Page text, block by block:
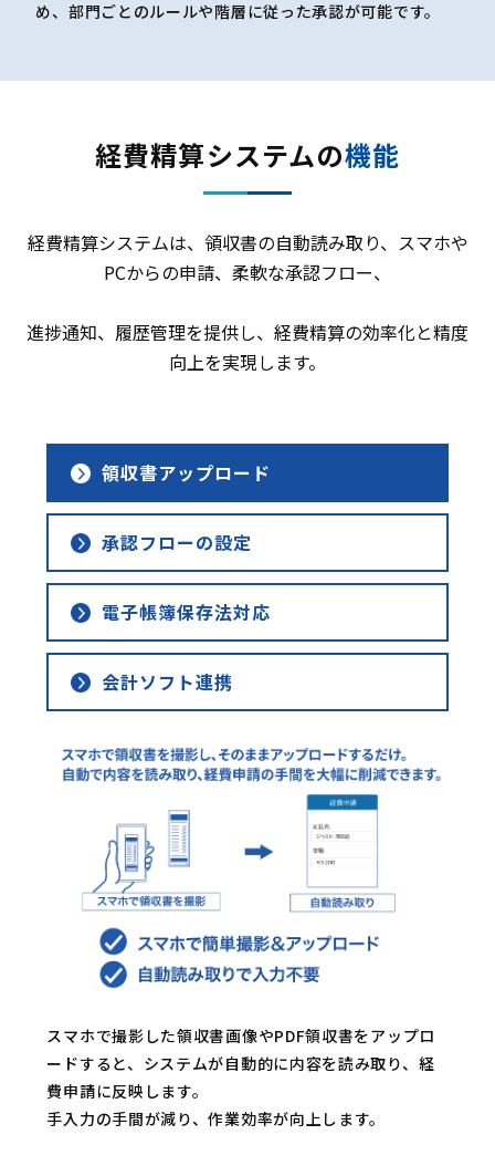
め、部門ごとのルールや階層に従った承認が可能です。
経費精算システムの機能
経費精算システムは、領収書の自動読み取り、スマホや
PCからの申請、柔軟な承認フロー、
進捗通知、履歴管理を提供し、経費精算の効率化と精度
向上を実現します。
領収書アップロード
承認フローの設定
電子帳簿保存法対応
会計ソフト連携
スマホで撮影した領収書画像やPDF領収書をアップロ
ードすると、システムが自動的に内容を読み取り、経
費申請に反映します。
手入力の手間が減り、作業効率が向上します。